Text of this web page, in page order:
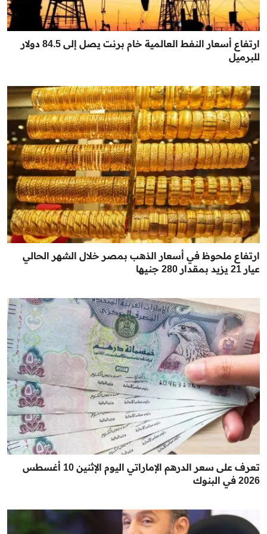
ارتفاع أسعار النفط العالمية خام برنت يصل إلى 84.5 دولار
للبرميل
ارتفاع ملحوظ في أسعار الذهب بمصر خلال الشهر الحالي
عيار 21 يزيد بمقدار 280 جنيها
تعرف على سعر الدرهم الإماراتي اليوم الإثنين 10 أغسطس
2026 في البنوك